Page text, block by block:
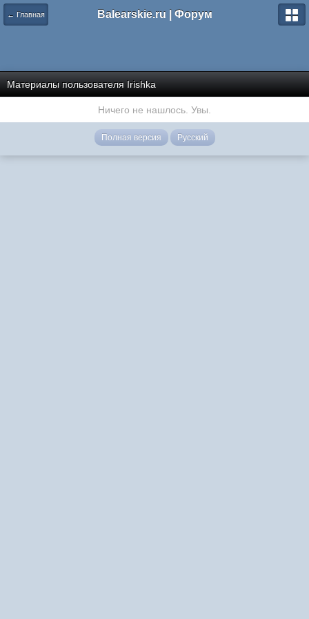
← Главная Balearskie.ru | Форум
Материалы пользователя Irishka
Ничего не нашлось. Увы.
Полная версия Русский